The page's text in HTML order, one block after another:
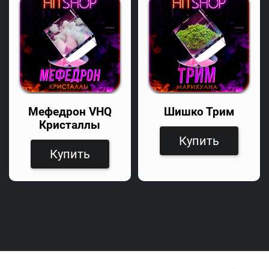
Мефедрон VHQ
Кристаллы
Купить
Шишко Трим
Купить